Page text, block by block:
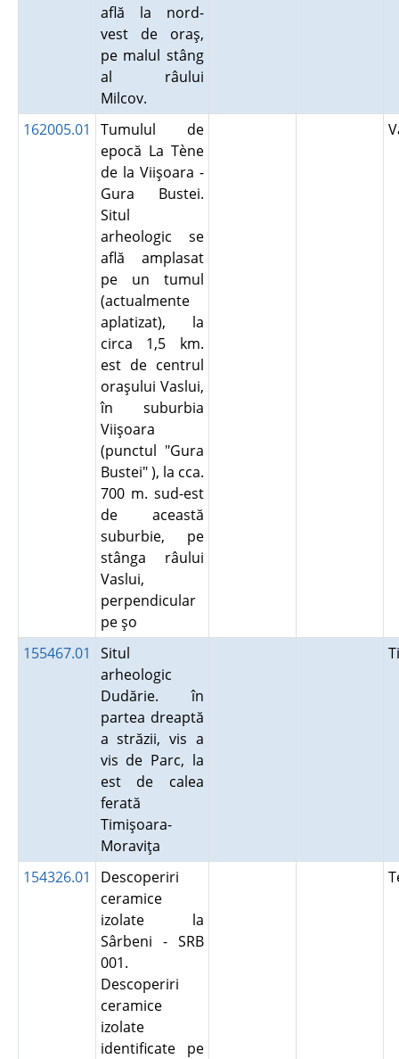
află la nord-
vest de oraş,
pe malul stâng
al râului
Milcov.
162005.01
Tumulul de
epocă La Tène
de la Viişoara -
Gura Bustei.
Situl
arheologic se
află amplasat
pe un tumul
(actualmente
aplatizat), la
circa 1,5 km.
est de centrul
oraşului Vaslui,
în suburbia
Viişoara
(punctul "Gura
Bustei" ), la cca.
700 m. sud-est
de această
suburbie, pe
stânga râului
Vaslui,
perpendicular
pe şo
155467.01
Situl
arheologic
Dudărie. în
partea dreaptă
a străzii, vis a
vis de Parc, la
est de calea
ferată
Timişoara-
Moraviţa
154326.01
Descoperiri
ceramice
izolate la
Sârbeni - SRB
001.
Descoperiri
ceramice
izolate
identificate pe